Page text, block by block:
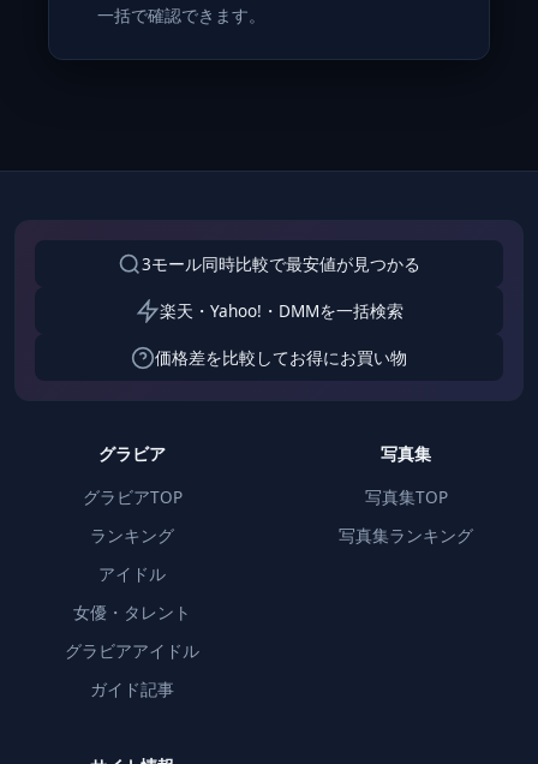
一括で確認できます。
3モール同時比較で最安値が見つかる
楽天・Yahoo!・DMMを一括検索
価格差を比較してお得にお買い物
グラビア
グラビアTOP
ランキング
アイドル
女優・タレント
グラビアアイドル
ガイド記事
写真集
写真集TOP
写真集ランキング